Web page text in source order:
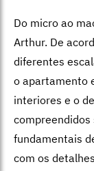
Do micro ao
Arthur. De
diferentes
o apartamento
interiores e o
fundamentais
com os